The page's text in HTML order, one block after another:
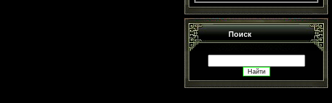
Поиск